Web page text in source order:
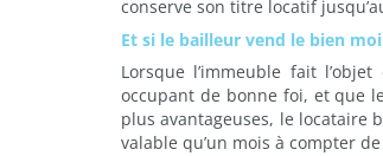
conserve son titre locatif
Et si le bailleur vend le bien
Lorsque l’immeuble fait
occupant de bonne foi, et que
plus avantageuses, le locataire
valable qu’un mois à compter